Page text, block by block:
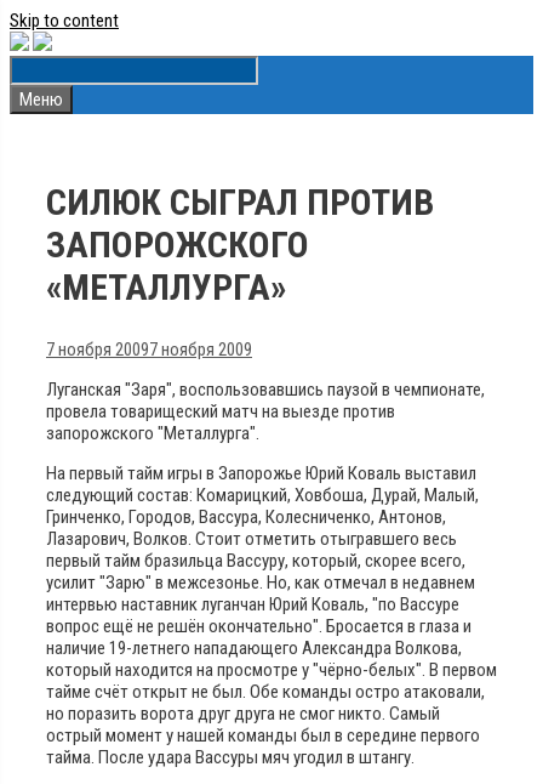
Skip to content
Меню
СИЛЮК СЫГРАЛ ПРОТИВ
ЗАПОРОЖСКОГО
«МЕТАЛЛУРГА»
7 ноября 20097 ноября 2009
Луганская "Заря", воспользовавшись паузой в чемпионате,
провела товарищеский матч на выезде против
запорожского "Металлурга".
На первый тайм игры в Запорожье Юрий Коваль выставил
следующий состав: Комарицкий, Ховбоша, Дурай, Малый,
Гринченко, Городов, Вассура, Колесниченко, Антонов,
Лазарович, Волков. Стоит отметить отыгравшего весь
первый тайм бразильца Вассуру, который, скорее всего,
усилит "Зарю" в межсезонье. Но, как отмечал в недавнем
интервью наставник луганчан Юрий Коваль, "по Вассуре
вопрос ещё не решён окончательно". Бросается в глаза и
наличие 19-летнего нападающего Александра Волкова,
который находится на просмотре у "чёрно-белых". В первом
тайме счёт открыт не был. Обе команды остро атаковали,
но поразить ворота друг друга не смог никто. Самый
острый момент у нашей команды был в середине первого
тайма. После удара Вассуры мяч угодил в штангу.